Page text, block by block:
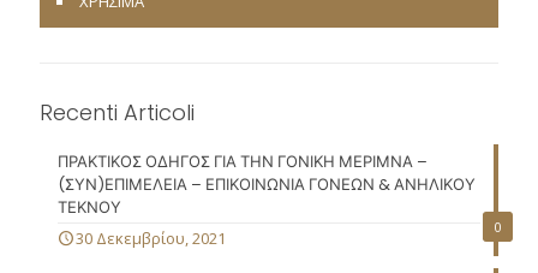
Recenti Articoli
0
ΠΡΑΚΤΙΚΟΣ ΟΔΗΓΟΣ ΓΙΑ ΤΗΝ ΓΟΝΙΚΗ ΜΕΡΙΜΝΑ –
(ΣΥΝ)ΕΠΙΜΕΛΕΙΑ – ΕΠΙΚΟΙΝΩΝΙΑ ΓΟΝΕΩΝ & ΑΝΗΛΙΚΟΥ
ΤΕΚΝΟΥ
30 Δεκεμβρίου, 2021